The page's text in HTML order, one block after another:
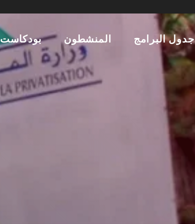
جدول البرامج المنشطون بودكاست